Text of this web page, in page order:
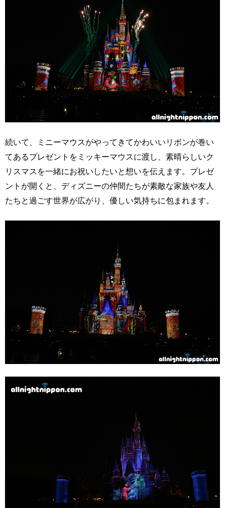
続いて、ミニーマウスがやってきてかわいいリボンが巻い
てあるプレゼントをミッキーマウスに渡し、素晴らしいク
リスマスを一緒にお祝いしたいと想いを伝えます。プレゼ
ントが開くと、ディズニーの仲間たちが素敵な家族や友人
たちと過ごす世界が広がり、優しい気持ちに包まれます。